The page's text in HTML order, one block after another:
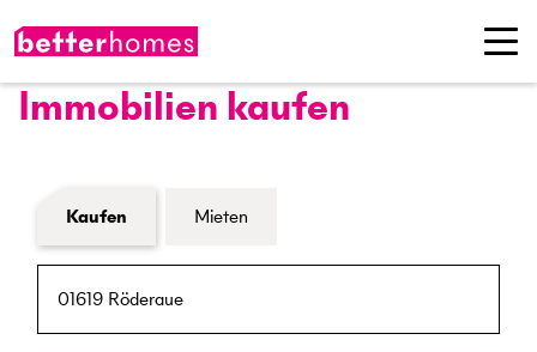
Immobilien kaufen
Formular Immobiliensuche
Kaufen Mieten
PLZ / Ort
Umkreis